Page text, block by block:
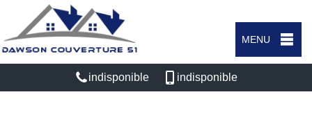
MENU
indisponible indisponible